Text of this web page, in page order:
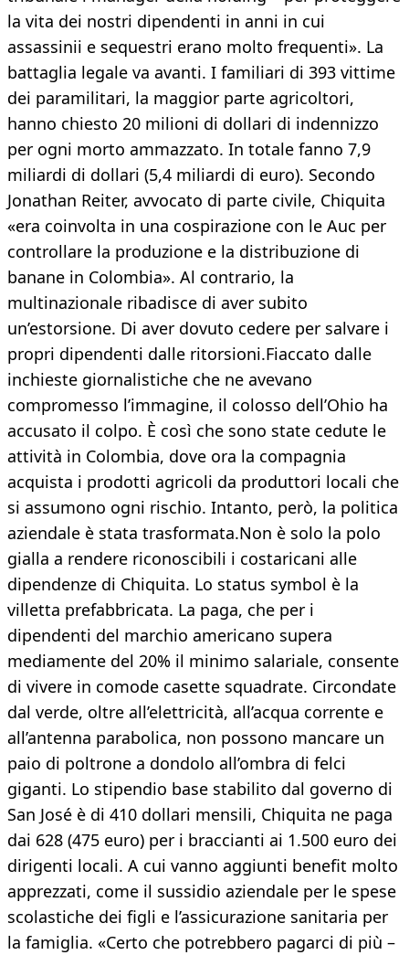
la vita dei nostri dipendenti in anni in cui
assassinii e sequestri erano molto frequenti». La
battaglia legale va avanti. I familiari di 393 vittime
dei paramilitari, la maggior parte agricoltori,
hanno chiesto 20 milioni di dollari di indennizzo
per ogni morto ammazzato. In totale fanno 7,9
miliardi di dollari (5,4 miliardi di euro). Secondo
Jonathan Reiter, avvocato di parte civile, Chiquita
«era coinvolta in una cospirazione con le Auc per
controllare la produzione e la distribuzione di
banane in Colombia». Al contrario, la
multinazionale ribadisce di aver subito
un’estorsione. Di aver dovuto cedere per salvare i
propri dipendenti dalle ritorsioni.Fiaccato dalle
inchieste giornalistiche che ne avevano
compromesso l’immagine, il colosso dell’Ohio ha
accusato il colpo. È così che sono state cedute le
attività in Colombia, dove ora la compagnia
acquista i prodotti agricoli da produttori locali che
si assumono ogni rischio. Intanto, però, la politica
aziendale è stata trasformata.Non è solo la polo
gialla a rendere riconoscibili i costaricani alle
dipendenze di Chiquita. Lo status symbol è la
villetta prefabbricata. La paga, che per i
dipendenti del marchio americano supera
mediamente del 20% il minimo salariale, consente
di vivere in comode casette squadrate. Circondate
dal verde, oltre all’elettricità, all’acqua corrente e
all’antenna parabolica, non possono mancare un
paio di poltrone a dondolo all’ombra di felci
giganti. Lo stipendio base stabilito dal governo di
San José è di 410 dollari mensili, Chiquita ne paga
dai 628 (475 euro) per i braccianti ai 1.500 euro dei
dirigenti locali. A cui vanno aggiunti benefit molto
apprezzati, come il sussidio aziendale per le spese
scolastiche dei figli e l’assicurazione sanitaria per
la famiglia. «Certo che potrebbero pagarci di più –